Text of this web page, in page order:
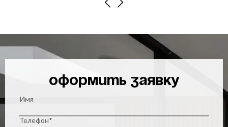
Previous
Next
Оформить заявку
Имя
Телефон*